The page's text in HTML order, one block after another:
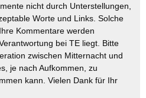
nicht durch Unterstellungen,
Worte und Links. Solche
Kommentare werden
bei TE liegt. Bitte
zwischen Mitternacht und
je nach Aufkommen, zu
kann. Vielen Dank für Ihr